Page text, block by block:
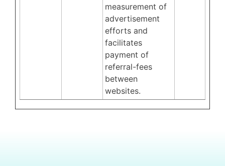
measurement of
advertisement
efforts and
facilitates
payment of
referral-fees
between
websites.